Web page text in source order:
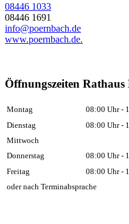
08446 1033
08446 1691
info@poernbach.de
www.poernbach.de.
Öffnungszeiten Rathaus
Montag
08:00 Uhr -
Dienstag
08:00 Uhr -
Mittwoch
Donnerstag
08:00 Uhr -
Freitag
08:00 Uhr -
oder nach Terminabsprache